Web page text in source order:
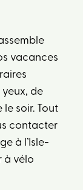
vacances
de
soir. Tout
contacter
à l’Isle-
à vélo